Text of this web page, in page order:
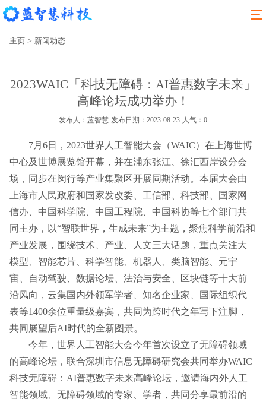
主页 > 新闻动态
2023WAIC「科技无障碍：AI普惠数字未来」
高峰论坛成功举办！
发布人：蓝智慧 发布日期：2023-08-23 人气： 0
7月6日，2023世界人工智能大会（WAIC）在上海世博
中心及世博展览馆开幕，并在浦东张江、徐汇西岸设分会
场，同步在闵行等产业集聚区开展同期活动。本届大会由
上海市人民政府和国家发改委、工信部、科技部、国家网
信办、中国科学院、中国工程院、中国科协等七个部门共
同主办，以“智联世界，生成未来”为主题，聚焦科学前沿和
产业发展，围绕技术、产业、人文三大话题，重点关注大
模型、智能芯片、科学智能、机器人、类脑智能、元宇
宙、自动驾驶、数据论坛、法治与安全、区块链等十大前
沿风向，云集国内外领军学者、知名企业家、国际组织代
表等1400余位重量级嘉宾，共同为跨时代之年写下注脚，
共同展望后AI时代的全新图景。
今年，世界人工智能大会今年首次设立了无障碍领域
的高峰论坛，联合深圳市信息无障碍研究会共同举办WAIC
科技无障碍：AI普惠数字未来高峰论坛，邀请海内外人工
智能领域、无障碍领域的专家、学者，共同分享最前沿的